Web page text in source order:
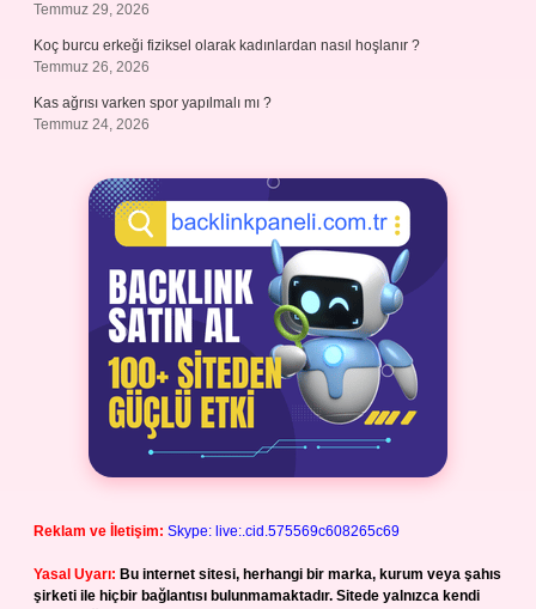
Temmuz 29, 2026
Koç burcu erkeği fiziksel olarak kadınlardan nasıl hoşlanır ?
Temmuz 26, 2026
Kas ağrısı varken spor yapılmalı mı ?
Temmuz 24, 2026
Reklam ve İletişim: Skype: live:.cid.575569c608265c69
Yasal Uyarı: Bu internet sitesi, herhangi bir marka, kurum veya şahıs
şirketi ile hiçbir bağlantısı bulunmamaktadır. Sitede yalnızca kendi